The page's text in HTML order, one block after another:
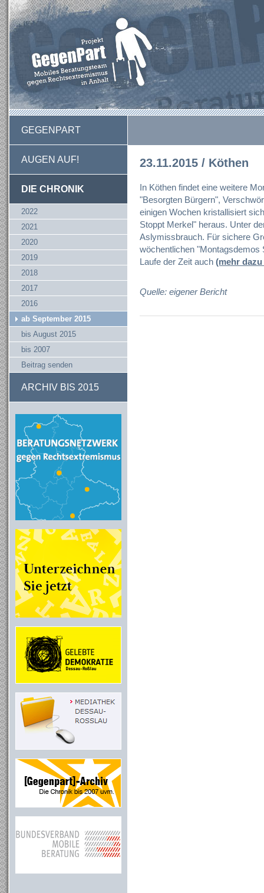
GEGENPART
AUGEN AUF!
DIE CHRONIK
2022
2021
2020
2019
2018
2017
2016
ab September 2015
bis August 2015
bis 2007
Beitrag senden
ARCHIV BIS 2015
23.11.2015 / Köthen
In Köthen findet eine weitere
"Besorgten Bürgern",
einigen Wochen kristallisiert
Stoppt Merkel" heraus. Unter
Aslymissbrauch. Für sichere
wöchentlichen "Montagsdemos
Laufe der Zeit auch (mehr dazu
Quelle: eigener Bericht